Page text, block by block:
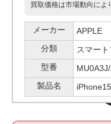
買取価格は市場動向によ
メーカー
APPLE
分類
スマー
型番
製品名